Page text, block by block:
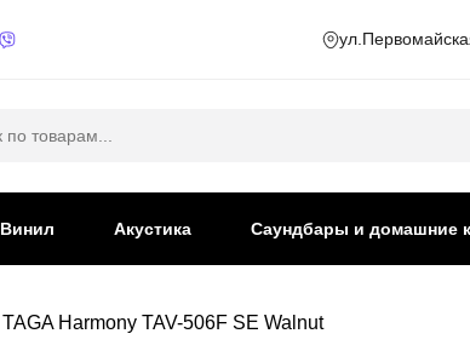
Винил Акустика Саундбары и домашние
TAGA Harmony TAV-506F SE Walnut